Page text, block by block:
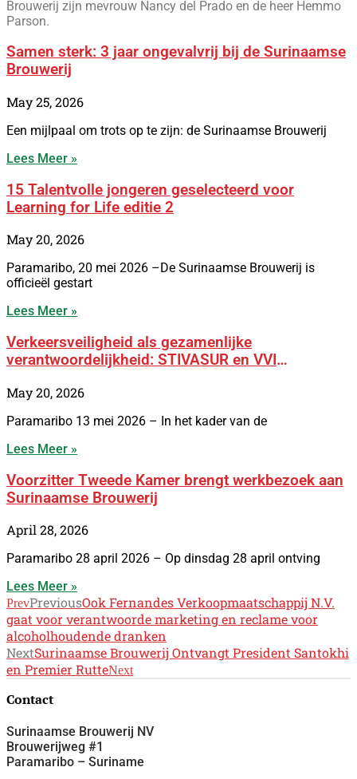
Brouwerij zijn mevrouw Nancy del Prado en de heer Hemmo
Parson.
Samen sterk: 3 jaar ongevalvrij bij de Surinaamse
Brouwerij
May 25, 2026
Een mijlpaal om trots op te zijn: de Surinaamse Brouwerij
Lees Meer »
15 Talentvolle jongeren geselecteerd voor
Learning for Life editie 2
May 20, 2026
Paramaribo, 20 mei 2026 –De Surinaamse Brouwerij is
officieël gestart
Lees Meer »
Verkeersveiligheid als gezamenlijke
verantwoordelijkheid: STIVASUR en VVI
May 20, 2026
Paramaribo 13 mei 2026 – In het kader van de
Lees Meer »
Voorzitter Tweede Kamer brengt werkbezoek aan
Surinaamse Brouwerij
April 28, 2026
Paramaribo 28 april 2026 – Op dinsdag 28 april ontving
Lees Meer »
PrevPreviousOok Fernandes Verkoopmaatschappij N.V.
gaat voor verantwoorde marketing en reclame voor
alcoholhoudende dranken
NextSurinaamse Brouwerij Ontvangt President Santokhi
en Premier RutteNext
Contact
Surinaamse Brouwerij NV
Brouwerijweg #1
Paramaribo – Suriname